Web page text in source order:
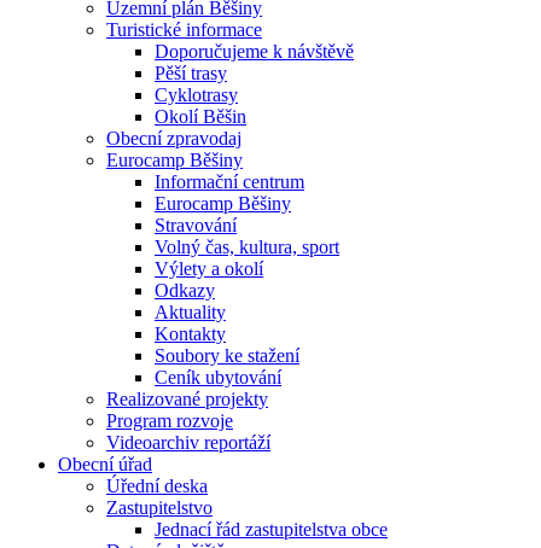
Územní plán Běšiny
Turistické informace
Doporučujeme k návštěvě
Pěší trasy
Cyklotrasy
Okolí Běšin
Obecní zpravodaj
Eurocamp Běšiny
Informační centrum
Eurocamp Běšiny
Stravování
Volný čas, kultura, sport
Výlety a okolí
Odkazy
Aktuality
Kontakty
Soubory ke stažení
Ceník ubytování
Realizované projekty
Program rozvoje
Videoarchiv reportáží
Obecní úřad
Úřední deska
Zastupitelstvo
Jednací řád zastupitelstva obce